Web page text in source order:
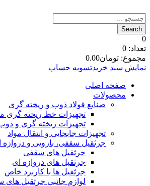
0
تعداد: 0
مجموع: تومان0.00
نمایش سبد خریدتسویه حساب
صفحه اصلی
محصولات
صنایع فولاد ذوب و ریخته گری
تجهیزات خط ریخته گری
تجهیزات ریخته گری و
تجهیزات جابجایی و انتقال مواد
جرثقیل سقفی، بازویی و دروازه
جرثقیل های سقفی
جرثقیل های دروازه ای
جرثقیل ها با کاربرد خاص
لوازم جانبی جرثقیل های